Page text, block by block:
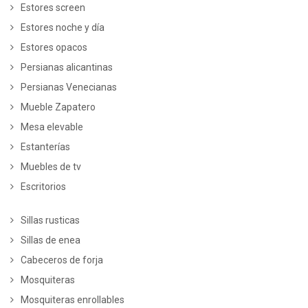
Estores screen
Estores noche y día
Estores opacos
Persianas alicantinas
Persianas Venecianas
Mueble Zapatero
Mesa elevable
Estanterías
Muebles de tv
Escritorios
Sillas rusticas
Sillas de enea
Cabeceros de forja
Mosquiteras
Mosquiteras enrollables